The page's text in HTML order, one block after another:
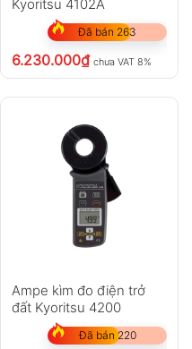
Kyoritsu 4102A
Đã bán 263
6.230.000₫ chưa VAT 8%
Ampe kìm đo điện trở
đất Kyoritsu 4200
Đã bán 220